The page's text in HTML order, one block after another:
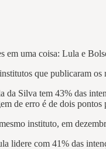
em uma coisa: Lula e
que publicaram os
da Silva tem 43% das
de erro é de dois pontos
instituto, em
lidere com 41% das